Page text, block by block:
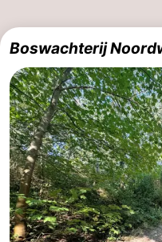
Boswachterij